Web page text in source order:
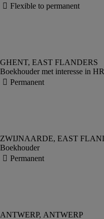
Boekhouder met interesse in HR
Boekhouder